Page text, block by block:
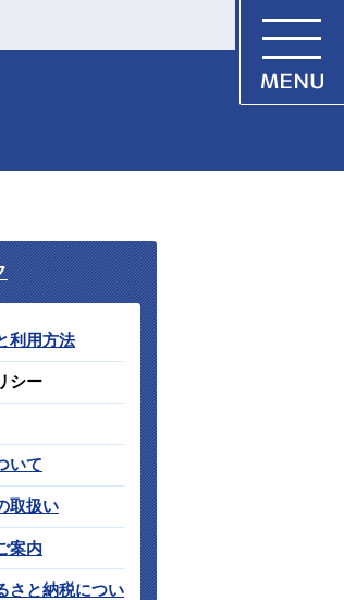
利用方法
シー
いて
取扱い
案内
さと納税につい